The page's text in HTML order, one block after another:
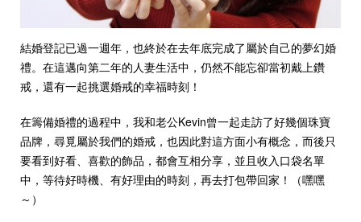
關於ALUXE
嚴選鑽石
最新消息
婚禮護照
線上購物
結婚登記已過一週年，也終於在去年底完成了屬於自己的夢幻婚
禮。在這邁向第二年的人妻生活中，仍然不能忘卻當初戴上鑽
戒，還有一起挑選婚戒的幸福時刻！
在籌備婚禮的過程中，我和老公Kevin曾一起走訪了好幾個珠寶
品牌，尋覓屬於我們的婚戒，也因此對這方面小有概念，而後只
要看到好看、喜歡的飾品，都會互相分享，並且收入口袋名單
中，等待好時機、有好理由的時刻，再去打包帶回家！（嘿嘿
～）